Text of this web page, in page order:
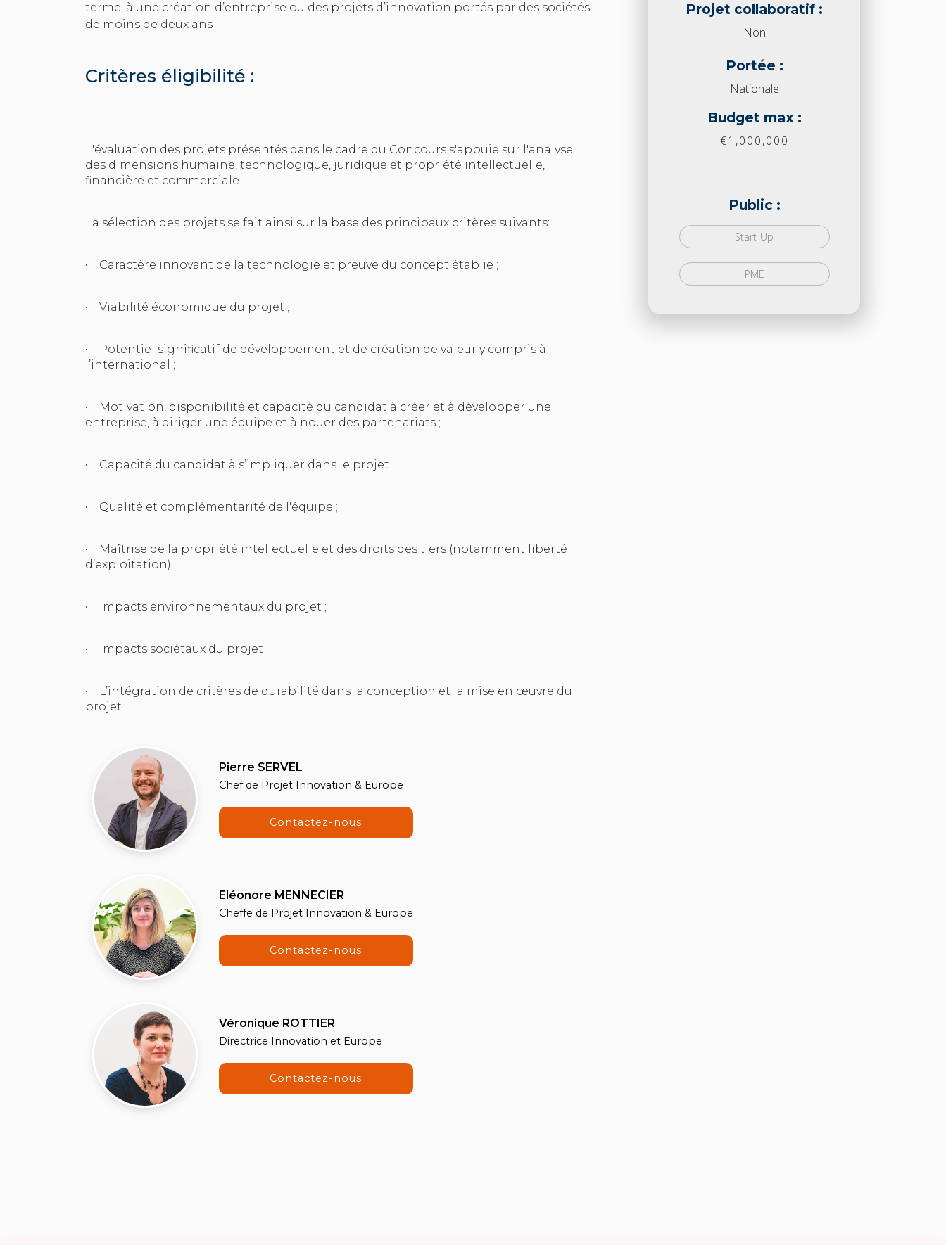
Projet collaboratif :
Non
Portée :
Nationale
Budget max :
€1,000,000
Public :
Start-Up
PME
terme, à une création d’entreprise ou des projets d’innovation portés par des sociétés
de moins de deux ans
Critères éligibilité :
L'évaluation des projets présentés dans le cadre du Concours s'appuie sur l'analyse
des dimensions humaine, technologique, juridique et propriété intellectuelle,
financière et commerciale.
La sélection des projets se fait ainsi sur la base des principaux critères suivants:
• Caractère innovant de la technologie et preuve du concept établie ;
• Viabilité économique du projet ;
• Potentiel significatif de développement et de création de valeur y compris à
l’international ;
• Motivation, disponibilité et capacité du candidat à créer et à développer une
entreprise, à diriger une équipe et à nouer des partenariats ;
• Capacité du candidat à s’impliquer dans le projet ;
• Qualité et complémentarité de l'équipe ;
• Maîtrise de la propriété intellectuelle et des droits des tiers (notamment liberté
d’exploitation) ;
• Impacts environnementaux du projet ;
• Impacts sociétaux du projet ;
• L’intégration de critères de durabilité dans la conception et la mise en œuvre du
projet.
Pierre SERVEL
Chef de Projet Innovation & Europe
Contactez-nous
Eléonore MENNECIER
Cheffe de Projet Innovation & Europe
Contactez-nous
Véronique ROTTIER
Directrice Innovation et Europe
Contactez-nous